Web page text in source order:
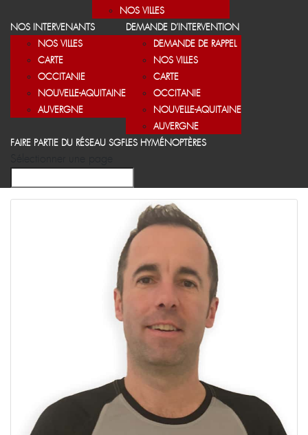
NOS VILLES
NOS INTERVENANTS
NOS VILLES
CARTE
OCCITANIE
NOUVELLE-AQUITAINE
AUVERGNE
DEMANDE D’INTERVENTION
DEMANDE DE RAPPEL
NOS VILLES
CARTE
OCCITANIE
NOUVELLE-AQUITAINE
AUVERGNE
FAIRE PARTIE DU RÉSEAU SGFLES HYMÉNOPTÈRES